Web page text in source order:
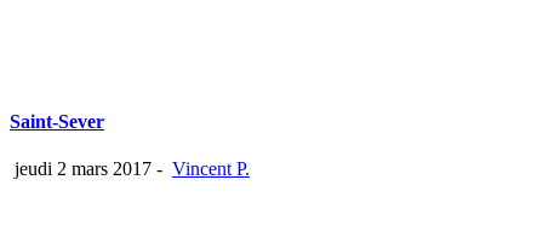
Saint-Sever
jeudi 2 mars 2017 - Vincent P.